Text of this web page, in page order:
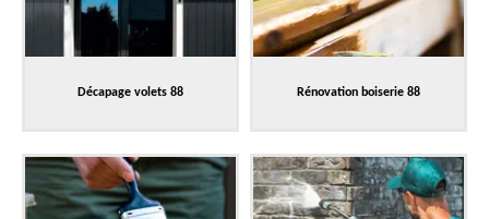
Décapage volets 88 Rénovation boiserie 88